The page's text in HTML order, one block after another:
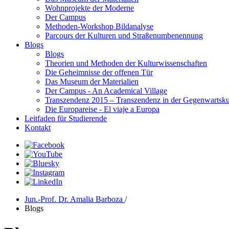
Wohnprojekte der Moderne
Der Campus
Methoden-Workshop Bildanalyse
Parcours der Kulturen und Straßenumbenennung
Blogs
Blogs
Theorien und Methoden der Kulturwissenschaften
Die Geheimnisse der offenen Tür
Das Museum der Materialien
Der Campus - An Academical Village
Transzendenz 2015 – Transzendenz in der
Die Europareise - El viaje a Europa
Leitfaden für Studierende
Kontakt
Jun.-Prof. Dr. Amalia Barboza /
Blogs